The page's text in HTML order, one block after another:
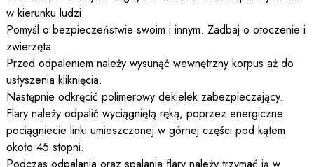
w kierunku ludzi.
Pomyśl o bezpieczeństwie swoim i innym. Zadbaj o otoczenie i
zwierzęta.
Przed odpaleniem należy wysunąć wewnętrzny korpus aż do
usłyszenia kliknięcia.
Następnie odkręcić polimerowy dekielek zabezpieczający.
Flary należy odpalić wyciągniętą ręką, poprzez energiczne
pociągniecie linki umieszczonej w górnej części pod kątem
około 45 stopni.
Podczas odpalania oraz spalania flary należy trzymać ją w